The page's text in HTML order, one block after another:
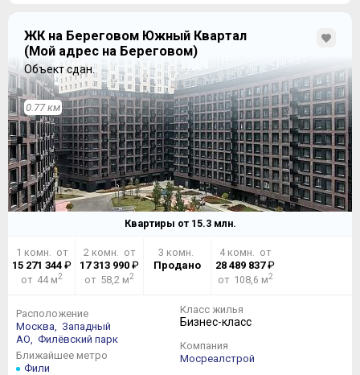
кондиционер и еще кое-что по мелочам.
Концепция «Аквилон»:
Концепция «Зефир»:
ЖК на Береговом Южный Квартал
(Мой адрес на Береговом)
Объект сдан.
0.77 км
Квартиры от 15.3млн.
1 комн. от
15 271 344₽
от 44 м2
2 комн. от
17 313 990 ₽
от 58,2 м2
3 комн.
Продано
4 комн. от
28 489 837₽
от 108,6 м2
Расположение
Москва,
Западный
АО,
Филёвский парк
Ближайшее метро
Фили
Класс жилья
Бизнес-класс
Компания
Мосреалстрой